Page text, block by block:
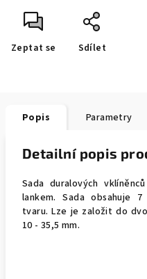
Zeptat se Sdílet
Popis Parametry
Detailní popis
Sada duralových
lankem. Sada obsahuje
tvaru. Lze je založit do
10 - 35,5 mm.